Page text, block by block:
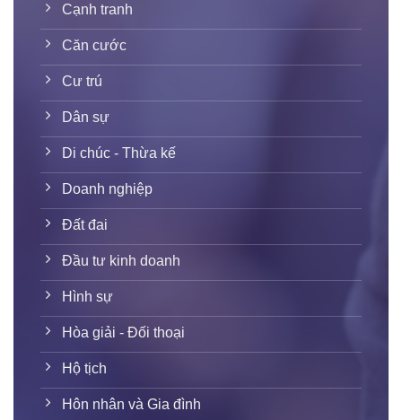
Cạnh tranh
Căn cước
Cư trú
Dân sự
Di chúc - Thừa kế
Doanh nghiệp
Đất đai
Đầu tư kinh doanh
Hình sự
Hòa giải - Đối thoại
Hộ tịch
Hôn nhân và Gia đình